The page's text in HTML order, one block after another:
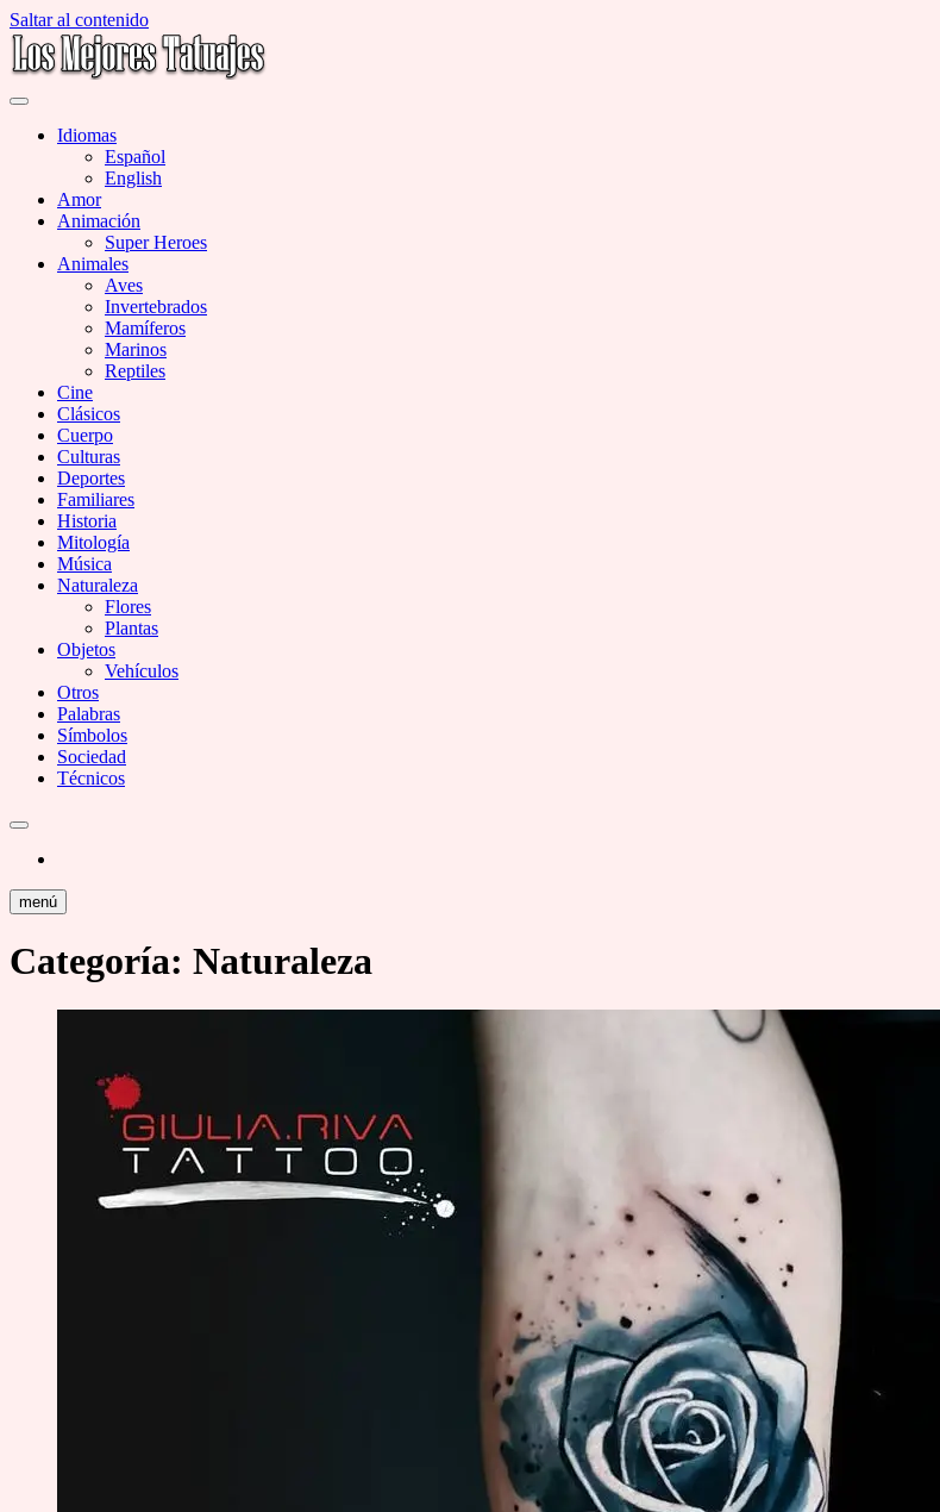
Saltar al contenido
Miles de Imágenes de Tatuajes en Galerías
Idiomas
Español
English
Amor
Animación
Super Heroes
Animales
Aves
Invertebrados
Mamíferos
Marinos
Reptiles
Cine
Clásicos
Cuerpo
Culturas
Deportes
Familiares
Historia
Mitología
Música
Naturaleza
Flores
Plantas
Objetos
Vehículos
Otros
Palabras
Símbolos
Sociedad
Técnicos
menú
Categoría: Naturaleza